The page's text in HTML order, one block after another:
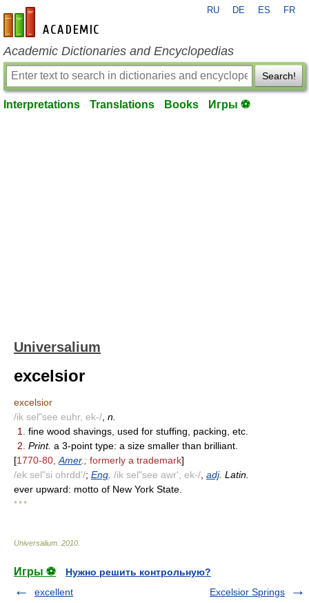
en-academic.com
RU DE ES FR
Academic Dictionaries and Encyclopedias
Search!
Interpretations Translations Books Игры ⚽
Universalium
excelsior
excelsior
/ik sel"see euhr, ek-/ n.
1.
fine wood shavings, used for stuffing, packing, etc.
2. Print. a 3-point type: a size smaller than brilliant.
[1770-80, Amer.; formerly a trademark]
/ek sel"si ohrdd'/; Eng /ik sel"see awr', ek-/ adj. Latin.
ever upward: motto of New York State.
* * *
Universalium 2010
Игры ⚽
Нужно решить контрольную?
excellent
Excelsior Springs